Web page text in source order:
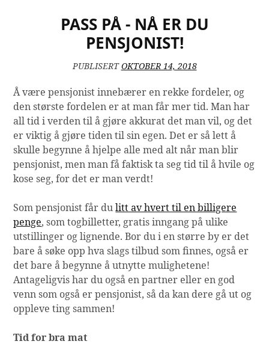
PASS PÅ - NÅ ER DU
PENSJONIST!
PUBLISERTOKTOBER 14, 2018
Å være pensjonist innebærer en rekke fordeler, og
den største fordelen er at man får mer tid. Man har
all tid i verden til å gjøre akkurat det man vil, og det
er viktig å gjøre tiden til sin egen. Det er så lett å
skulle begynne å hjelpe alle med alt når man blir
pensjonist, men man få faktisk ta seg tid til å hvile og
kose seg, for det er man verdt!
Som pensjonist får dulitt av hvert til en billigere
penge, som togbilletter, gratis inngang på ulike
utstillinger og lignende. Bor du i en større by er det
bare å søke opp hva slags tilbud som finnes, også er
det bare å begynne å utnytte mulighetene!
Antageligvis har du også en partner eller en god
venn som også er pensjonist, så da kan dere gå ut og
oppleve ting sammen!
Tid for bra mat